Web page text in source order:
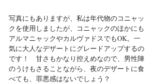
写真にもありますが、私は年代物のコニャッ
クを使用しましたが、コニャックのほかにも
アルマニャックやカルヴァドスでもOK。一
気に大人なデザートにグレードアップするの
です！　甘さもかなり控えめなので、男性陣
のうけもさることながら、夜のデザートに食
べても、罪悪感はないでしょう？